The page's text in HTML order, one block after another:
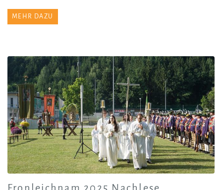
MEHR DAZU
Fronleichnam 2025 Nachlese